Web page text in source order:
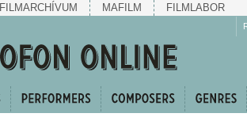
FILMARCHÍVUM MAFILM FILMLABOR